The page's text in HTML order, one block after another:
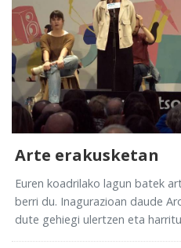
Arte erakusketan
Euren koadrilako lagun batek
berri du. Inagurazioan daude
dute gehiegi ulertzen eta